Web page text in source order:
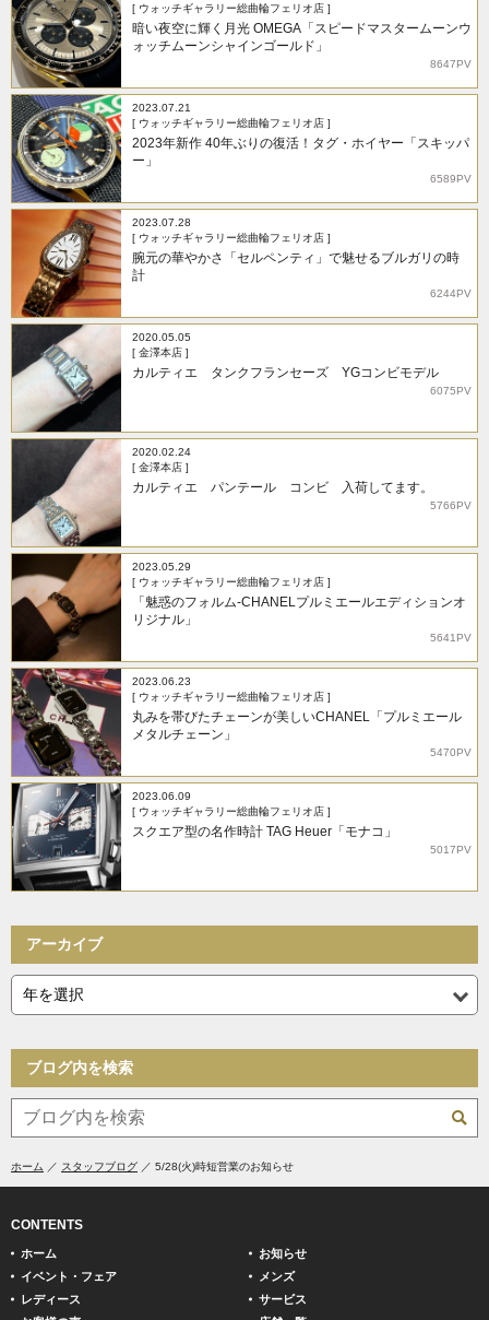
[ ウォッチギャラリー総曲輪フェリオ店 ]
暗い夜空に輝く月光 OMEGA「スピードマスタームーンウ
ォッチムーンシャインゴールド」
8647PV
2023.07.21
[ ウォッチギャラリー総曲輪フェリオ店 ]
2023年新作 40年ぶりの復活！タグ・ホイヤー「スキッパ
ー」
6589PV
2023.07.28
[ ウォッチギャラリー総曲輪フェリオ店 ]
腕元の華やかさ「セルペンティ」で魅せるブルガリの時
計
6244PV
2020.05.05
[ 金澤本店 ]
カルティエ タンクフランセーズ YGコンビモデル
6075PV
2020.02.24
[ 金澤本店 ]
カルティエ パンテール コンビ 入荷してます。
5766PV
2023.05.29
[ ウォッチギャラリー総曲輪フェリオ店 ]
「魅惑のフォルム-CHANELプルミエールエディションオ
リジナル」
5641PV
2023.06.23
[ ウォッチギャラリー総曲輪フェリオ店 ]
丸みを帯びたチェーンが美しいCHANEL「プルミエール
メタルチェーン」
5470PV
2023.06.09
[ ウォッチギャラリー総曲輪フェリオ店 ]
スクエア型の名作時計 TAG Heuer「モナコ」
5017PV
アーカイブ
ブログ内を検索
ホーム スタッフブログ 5/28(火)時短営業のお知らせ
CONTENTS
ホーム
お知らせ
イベント・フェア
メンズ
レディース
サービス